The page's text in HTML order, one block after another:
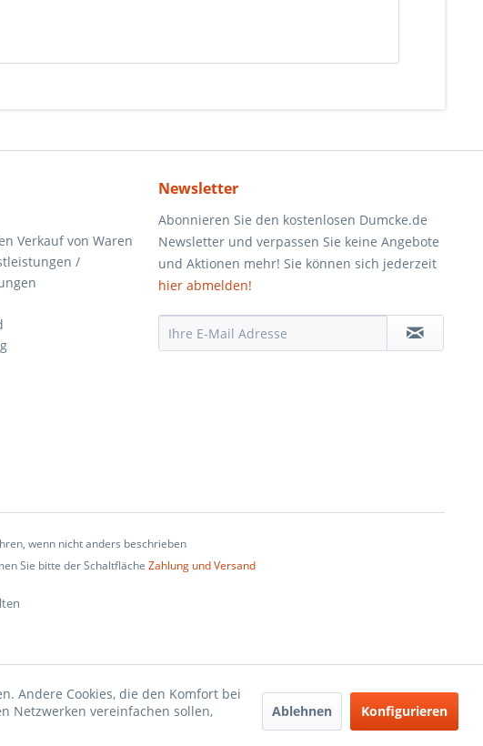
Verkauf von Waren
/
Newsletter
Abonnieren Sie den kostenlosen Dumcke.de
Newsletter und verpassen Sie keine Angebote
und Aktionen mehr! Sie können sich jederzeit
hier abmelden!
wenn nicht anders beschrieben
Sie bitte der Schaltfläche Zahlung und Versand
Andere Cookies, die den Komfort bei
Netzwerken vereinfachen sollen,
Ablehnen Konfigurieren